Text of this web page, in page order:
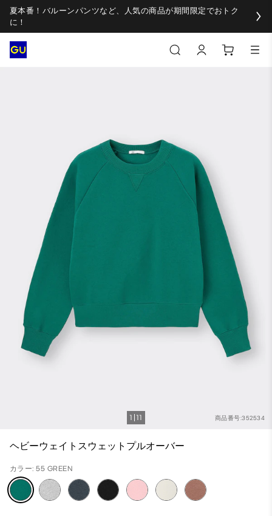
夏本番！バルーンパンツなど、人気の商品が期間限定でおトク
に！
商品番号:352534
1 11
ヘビーウェイトスウェットプルオーバー
カラー: 55 GREEN